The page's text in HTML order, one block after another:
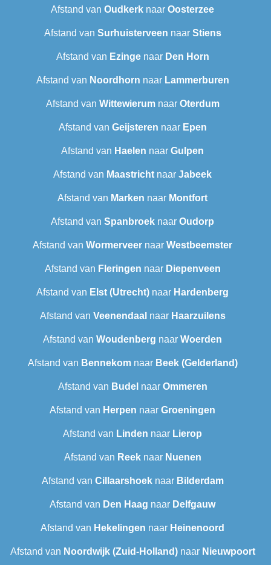
Afstand van Oudkerk naar Oosterzee
Afstand van Surhuisterveen naar Stiens
Afstand van Ezingenaar Den Horn
Afstand van Noordhorn naar Lammerburen
Afstand van Wittewierumnaar Oterdum
Afstand van Geijsteren naar Epen
Afstand van Haelen naar Gulpen
Afstand van Maastricht naar Jabeek
Afstand van Marken naar Montfort
Afstand van Spanbroek naar Oudorp
Afstand van Wormerveer naar Westbeemster
Afstand van Fleringen naar Diepenveen
Afstand van Elst (Utrecht) naar Hardenberg
Afstand van Veenendaal naar Haarzuilens
Afstand van Woudenberg naar Woerden
Afstand van Bennekomnaar Beek (Gelderland)
Afstand van Budel naar Ommeren
Afstand van Herpen naar Groeningen
Afstand van Linden naar Lierop
Afstand van Reeknaar Nuenen
Afstand van Cillaarshoeknaar Bilderdam
Afstand van Den Haag naar Delfgauw
Afstand van Hekelingen naar Heinenoord
Afstand van Noordwijk (Zuid-Holland)naar Nieuwpoort